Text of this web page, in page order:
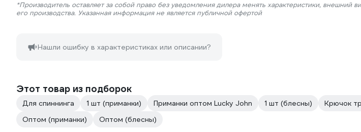
*Производитель оставляет за собой право без уведомления дилера менять характеристики, внешний
его производства. Указанная информация не является публичной офертой
Нашли ошибку в характеристиках или описании?
Этот товар из подборок
Для спиннинга 1 шт (приманки) Приманки оптом Lucky John 1 шт (блесны) Крючок
Оптом (приманки)
Оптом (блесны)